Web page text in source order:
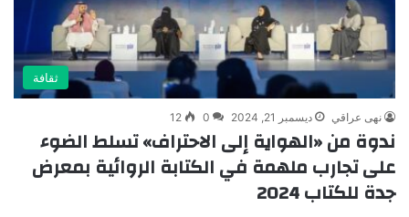
ثقافة
نهى عراقي ديسمبر 21, 2024 0
12
ندوة من «الهواية إلى الاحتراف» تسلط الضوء
على تجارب ملهمة في الكتابة الروائية بمعرض
جدة للكتاب 2024